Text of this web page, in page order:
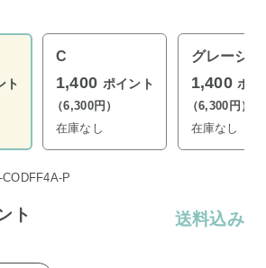
ト
C
1,400 ポイント
（6,300円）
在庫なし
グレージュ
1,400 ポ
（6,300円）
在庫なし
P
ト 送料込み